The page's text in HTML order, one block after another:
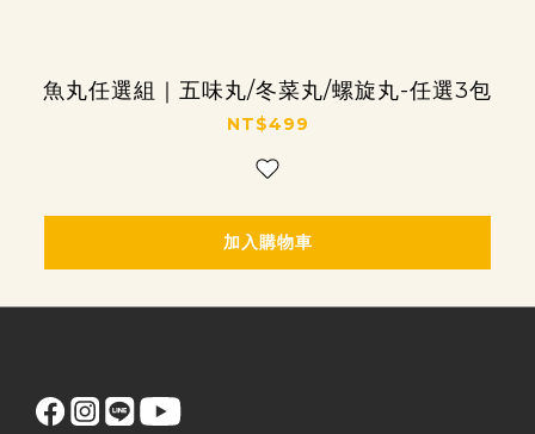
魚丸任選組｜五味丸/冬菜丸/螺旋丸-任選3包
NT$499
加入購物車